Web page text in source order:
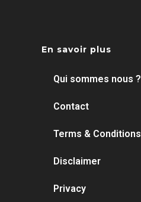
En savoir plus
Qui sommes nous ?
Contact
Terms & Conditions
Disclaimer
Privacy